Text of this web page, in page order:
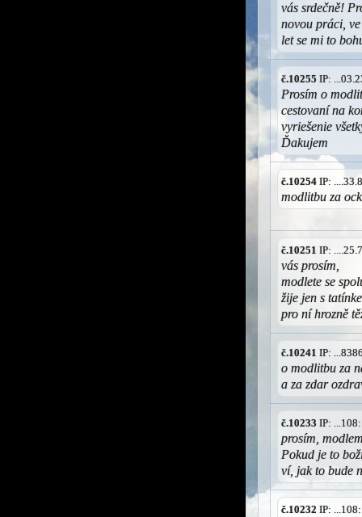
vás srdečně!
novou práci,
let se mi to
č.10255 IP:
Prosím o
cestovaní na
vyriešenie
Ďakujem
č.10254 IP:
modlitbu za
č.10251 IP:
vás prosím,
modlete se
žije jen s
pro ní hrozně
č.10241 IP:
o modlitbu za
a za zdar
č.10233 IP:
prosím,
Pokud je to
ví, jak to bude
č.10232 IP: